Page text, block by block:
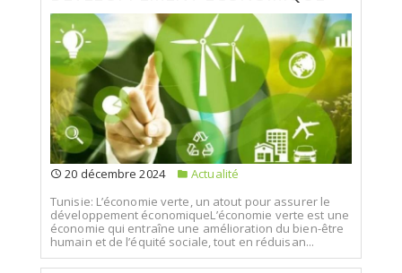
20 décembre 2024
Actualité
Tunisie: L’économie verte, un atout pour assurer le
développement économiqueL’économie verte est une
économie qui entraîne une amélioration du bien-être
humain et de l’équité sociale, tout en réduisan...